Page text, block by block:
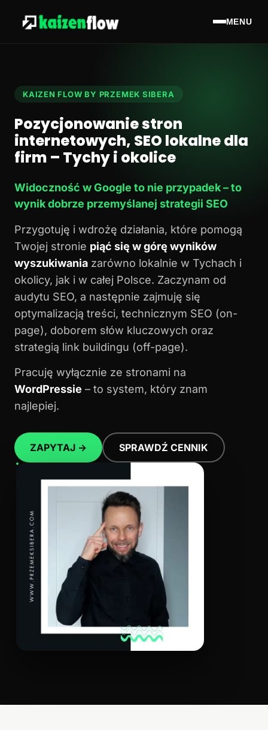
MENU
KAIZEN FLOW BY PRZEMEK SIBERA
Pozycjonowanie stron
internetowych, SEO lokalne dla
firm – Tychy i okolice
Widoczność w Google to nie przypadek – to
wynik dobrze przemyślanej strategii SEO
Przygotuję i wdrożę działania, które pomogą
Twojej stronie piąć się w górę wyników
wyszukiwania zarówno lokalnie w Tychach i
okolicy, jak i w całej Polsce. Zaczynam od
audytu SEO, a następnie zajmuję się
optymalizacją treści, technicznym SEO (on-
page), doborem słów kluczowych oraz
strategią link buildingu (off-page).
Pracuję wyłącznie ze stronami na
WordPressie – to system, który znam
najlepiej.
ZAPYTAJ → SPRAWDŹ CENNIK